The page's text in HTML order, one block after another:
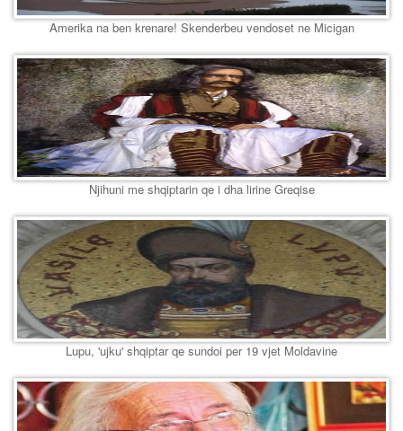
Amerika na ben krenare! Skenderbeu vendoset ne Micigan
Njihuni me shqiptarin qe i dha lirine Greqise
Lupu, 'ujku' shqiptar qe sundoi per 19 vjet Moldavine